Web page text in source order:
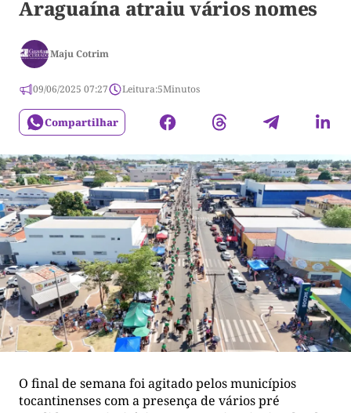
Araguaína atraiu vários nomes
Maju Cotrim
09/06/2025 07:27 Leitura:5Minutos
Compartilhar
O final de semana foi agitado pelos municípios
tocantinenses com a presença de vários pré